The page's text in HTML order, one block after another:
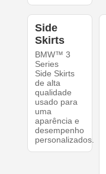
Side
Skirts
BMW™ 3
Series
Side Skirts
de alta
qualidade
usado para
uma
aparência e
desempenho
personalizados.